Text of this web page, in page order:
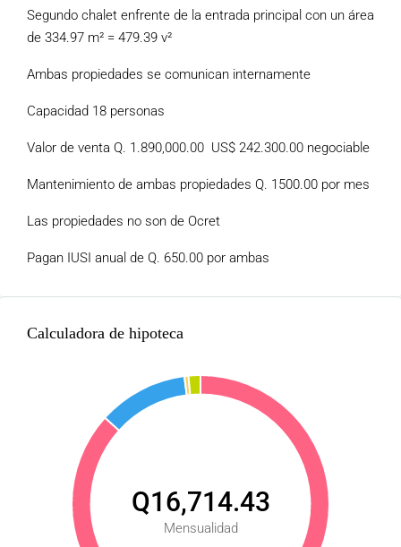
Segundo chalet enfrente de la entrada principal con un área
de 334.97 m² = 479.39 v²
Ambas propiedades se comunican internamente
Capacidad 18 personas
Valor de venta Q. 1.890,000.00 US$ 242.300.00 negociable
Mantenimiento de ambas propiedades Q. 1500.00 por mes
Las propiedades no son de Ocret
Pagan IUSI anual de Q. 650.00 por ambas
Calculadora de hipoteca
Q16,714.43
Mensualidad